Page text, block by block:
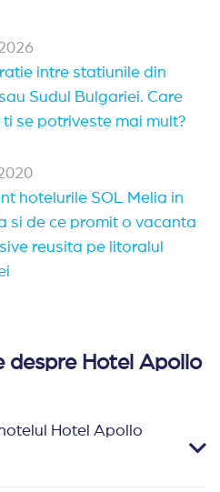
intre statiunile din
Sudul Bulgariei. Care
ti se potriveste mai mult?
hotelurile SOL Melia in
si de ce promit o vacanta
reusita pe litoralul
despre Hotel Apollo
Hotel Apollo